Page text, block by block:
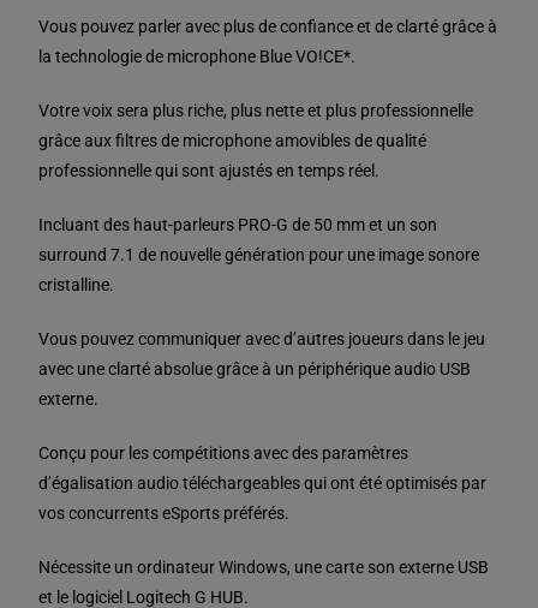
Vous pouvez parler avec plus de confiance et de clarté grâce à
la technologie de microphone Blue VO!CE*.
Votre voix sera plus riche, plus nette et plus professionnelle
grâce aux filtres de microphone amovibles de qualité
professionnelle qui sont ajustés en temps réel.
Incluant des haut-parleurs PRO-G de 50 mm et un son
surround 7.1 de nouvelle génération pour une image sonore
cristalline.
Vous pouvez communiquer avec d’autres joueurs dans le jeu
avec une clarté absolue grâce à un périphérique audio USB
externe.
Conçu pour les compétitions avec des paramètres
d’égalisation audio téléchargeables qui ont été optimisés par
vos concurrents eSports préférés.
Nécessite un ordinateur Windows, une carte son externe USB
et le logiciel Logitech G HUB.